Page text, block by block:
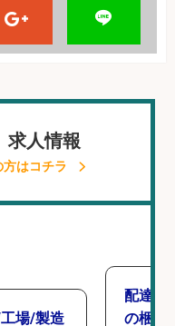
求人情報
はコチラ
場/製造
配達/
の梱包